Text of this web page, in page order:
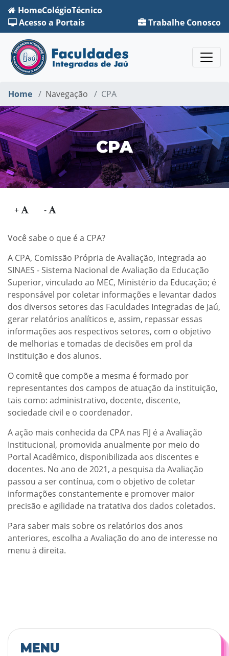
HomeColégioTécnico
Acesso a Portais
Trabalhe Conosco
Home Navegação CPA
CPA
+ -
Você sabe o que é a CPA?
A CPA, Comissão Própria de Avaliação, integrada ao
SINAES - Sistema Nacional de Avaliação da Educação
Superior, vinculado ao MEC, Ministério da Educação; é
responsável por coletar informações e levantar dados
dos diversos setores das Faculdades Integradas de Jaú,
gerar relatórios analíticos e, assim, repassar essas
informações aos respectivos setores, com o objetivo
de melhorias e tomadas de decisões em prol da
instituição e dos alunos.
O comitê que compõe a mesma é formado por
representantes dos campos de atuação da instituição,
tais como: administrativo, docente, discente,
sociedade civil e o coordenador.
A ação mais conhecida da CPA nas FIJ é a Avaliação
Institucional, promovida anualmente por meio do
Portal Acadêmico, disponibilizada aos discentes e
docentes. No ano de 2021, a pesquisa da Avaliação
passou a ser contínua, com o objetivo de coletar
informações constantemente e promover maior
precisão e agilidade na tratativa dos dados coletados.
Para saber mais sobre os relatórios dos anos
anteriores, escolha a Avaliação do ano de interesse no
menu à direita.
MENU